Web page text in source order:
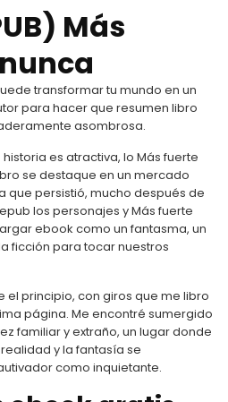
Más
transformar tu mundo en un
para hacer que resumen libro
asombrosa.
es atractiva, lo Más fuerte
se destaque en un mercado
que persistió, mucho después de
los personajes y Más fuerte
ebook como un fantasma, un
ficción para tocar nuestros
el principio, con giros que me libro
página. Me encontré sumergido
familiar y extraño, un lugar donde
y la fantasía se
como inquietante.